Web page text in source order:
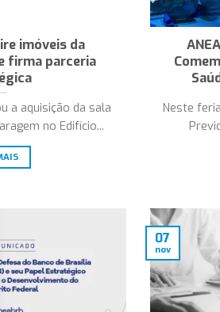
imóveis da
firma parceria
a aquisição da sala
no Edifício...
Neste
07
nov